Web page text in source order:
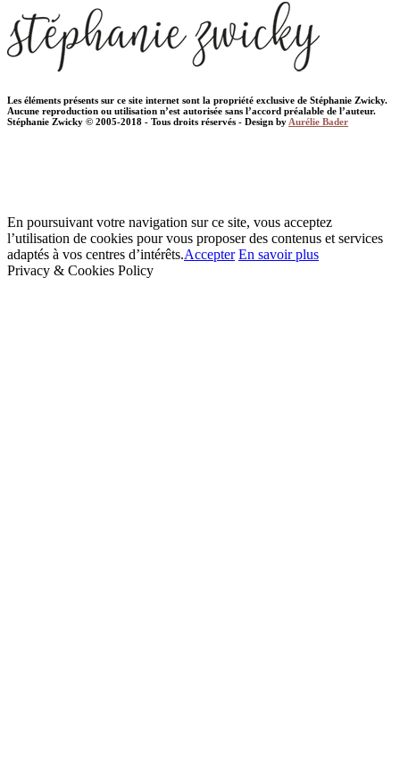
Les éléments présents sur ce site internet sont la propriété exclusive de Stéphanie Zwicky.
Aucune reproduction ou utilisation n’est autorisée sans l’accord préalable de l’auteur.
Stéphanie Zwicky © 2005-2018 - Tous droits réservés - Design by Aurélie Bader
En poursuivant votre navigation sur ce site, vous acceptez
l’utilisation de cookies pour vous proposer des contenus et services
adaptés à vos centres d’intérêts.Accepter En savoir plus
Privacy & Cookies Policy